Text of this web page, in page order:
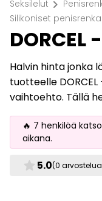
Seksilelut chevron_right
Silikoniset
Halvin hinta jonka
tuotteelle
vaihtoehto. Tällä
🔥 7 henkilöä
aikana.
star 5.0(0